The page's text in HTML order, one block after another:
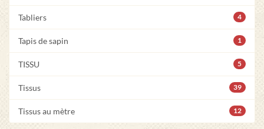
Tabliers 4
Tapis de sapin 1
TISSU 5
Tissus 39
Tissus au mètre 12